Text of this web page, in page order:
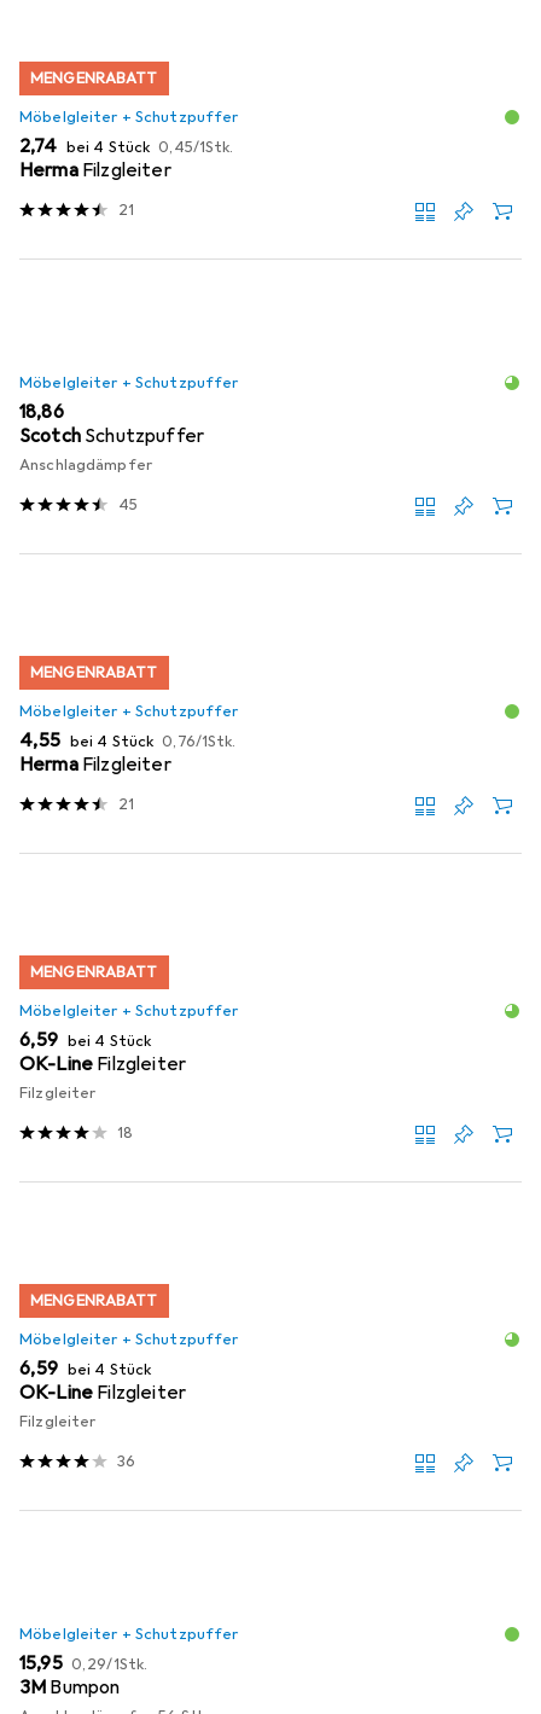
MENGENRABATT
Möbelgleiter + Schutzpuffer
EUR
2,74 bei 4 Stück EUR
0,45/1Stk.
Herma Filzgleiter
21
Möbelgleiter + Schutzpuffer
EUR
18,86
Scotch Schutzpuffer
Anschlagdämpfer
45
MENGENRABATT
Möbelgleiter + Schutzpuffer
EUR
4,55 bei 4 Stück EUR
0,76/1Stk.
Herma Filzgleiter
21
MENGENRABATT
Möbelgleiter + Schutzpuffer
EUR
6,59 bei 4 Stück
OK-Line Filzgleiter
Filzgleiter
18
MENGENRABATT
Möbelgleiter + Schutzpuffer
EUR
6,59 bei 4 Stück
OK-Line Filzgleiter
Filzgleiter
36
Möbelgleiter + Schutzpuffer
EUR
15,95 EUR
0,29/1Stk.
3M Bumpon